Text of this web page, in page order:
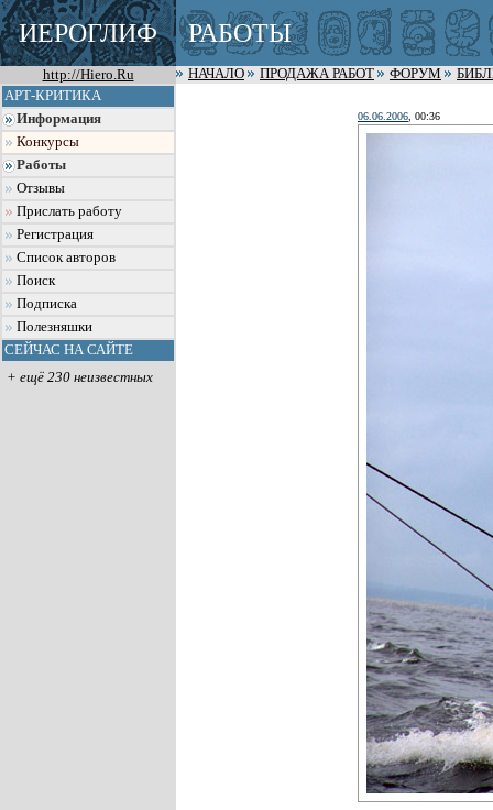
ИЕРОГЛИФ РАБОТЫ
http://Hiero.Ru НАЧАЛО ПРОДАЖА РАБОТ ФОРУМ
АРТ-КРИТИКА
Информация
Конкурсы
Работы
Отзывы
Прислать работу
Регистрация
Список авторов
Поиск
Подписка
Полезняшки
СЕЙЧАС НА САЙТЕ
+ ещё 230 неизвестных
06.06.2006 , 00:36